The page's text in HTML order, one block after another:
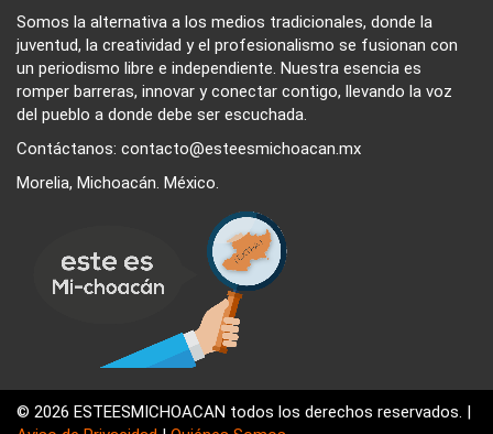
Somos la alternativa a los medios tradicionales, donde la
juventud, la creatividad y el profesionalismo se fusionan con
un periodismo libre e independiente. Nuestra esencia es
romper barreras, innovar y conectar contigo, llevando la voz
del pueblo a donde debe ser escuchada.
Contáctanos: contacto@esteesmichoacan.mx
Morelia, Michoacán. México.
© 2026 ESTEESMICHOACAN todos los derechos reservados. |